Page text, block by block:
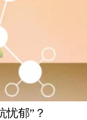
忧郁”？